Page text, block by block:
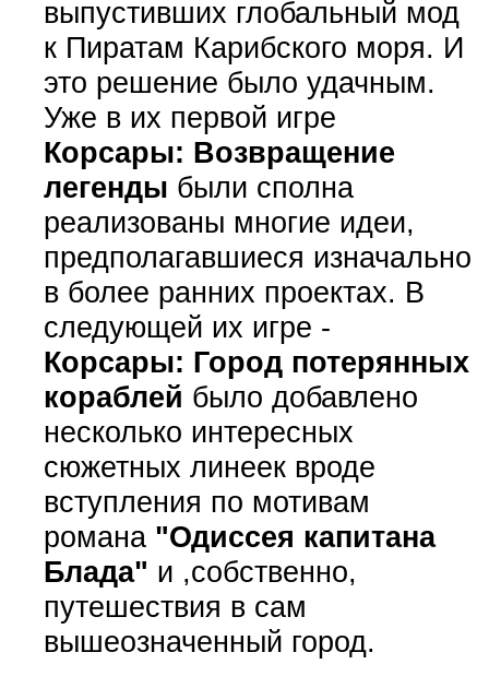
выпустивших глобальный мод
к Пиратам Карибского моря. И
это решение было удачным.
Уже в их первой игре
Корсары: Возвращение
легенды были сполна
реализованы многие идеи,
предполагавшиеся изначально
в более ранних проектах. В
следующей их игре -
Корсары: Город потерянных
кораблей было добавлено
несколько интересных
сюжетных линеек вроде
вступления по мотивам
романа "Одиссея капитана
Блада" и ,собственно,
путешествия в сам
вышеозначенный город.